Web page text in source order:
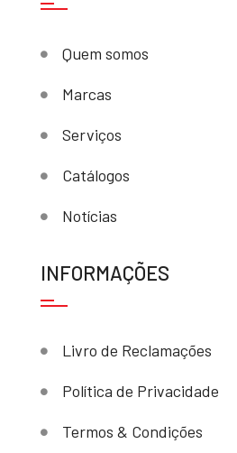
Quem somos
Marcas
Serviços
Catálogos
Notícias
INFORMAÇÕES
Livro de Reclamações
Política de Privacidade
Termos & Condições